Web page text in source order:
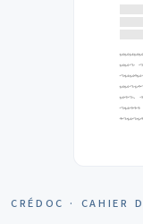
CRÉDOC · CAHIER